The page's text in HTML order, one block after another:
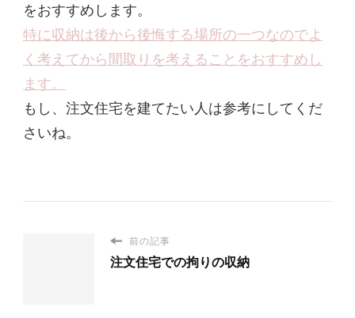
をおすすめします。
特に収納は後から後悔する場所の一つなのでよ
く考えてから間取りを考えることをおすすめし
ます。
もし、注文住宅を建てたい人は参考にしてくだ
さいね。
前の記事
注文住宅での拘りの収納